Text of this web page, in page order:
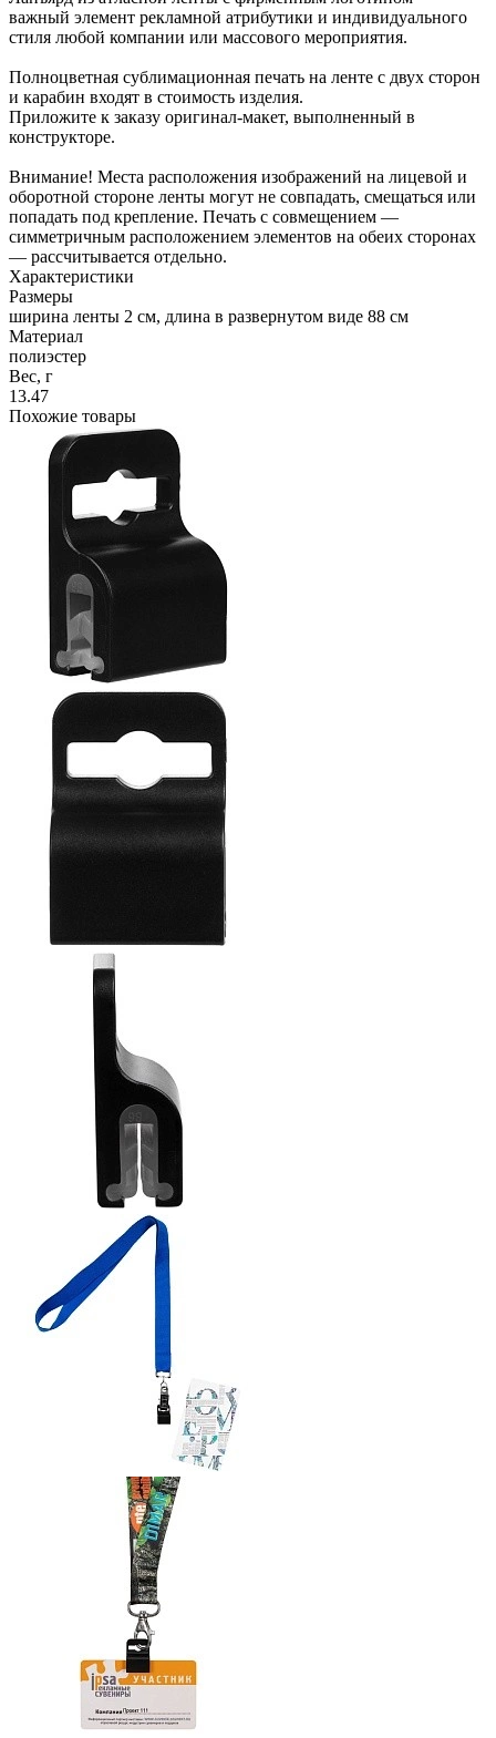
важный элемент рекламной атрибутики и индивидуального
стиля любой компании или массового мероприятия.
Полноцветная сублимационная печать на ленте с двух сторон
и карабин входят в стоимость изделия.
Приложите к заказу оригинал-макет, выполненный в
конструкторе.
Внимание! Места расположения изображений на лицевой и
оборотной стороне ленты могут не совпадать, смещаться или
попадать под крепление. Печать с совмещением —
симметричным расположением элементов на обеих сторонах
— рассчитывается отдельно.
Характеристики
Размеры
ширина ленты 2 см, длина в развернутом виде 88 см
Материал
полиэстер
Вес, г
13.47
Похожие товары